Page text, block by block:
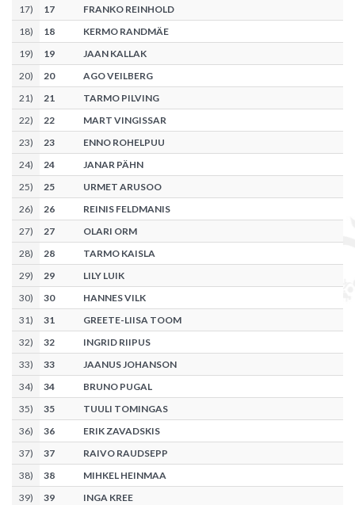
17) 17
FRANKO REINHOLD
18) 18
KERMO RANDMÄE
19) 19
JAAN KALLAK
20) 20
AGO VEILBERG
21) 21
TARMO PILVING
22) 22
MART VINGISSAR
23) 23
ENNO ROHELPUU
24) 24
JANAR PÄHN
25) 25
URMET ARUSOO
26) 26
REINIS FELDMANIS
27) 27
OLARI ORM
28) 28
TARMO KAISLA
29) 29
LILY LUIK
30) 30
HANNES VILK
31) 31
GREETE-LIISA TOOM
32) 32
INGRID RIIPUS
33) 33
JAANUS JOHANSON
34) 34
BRUNO PUGAL
35) 35
TUULI TOMINGAS
36) 36
ERIK ZAVADSKIS
37) 37
RAIVO RAUDSEPP
38) 38
MIHKEL HEINMAA
39) 39
INGA KREE